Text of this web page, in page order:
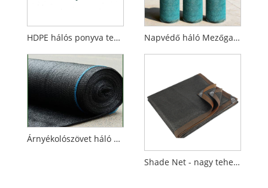
HDPE hálós ponyva teherautó-takaró kültéri szélálló ernyő gyűrűkkel a parkoló utánfutó halastóhoz Napvédő háló Mezőgazdasági üvegház óvoda Kerti ernyő Ruha árnyékoló háló
Árnyékolószövet háló mezőgazdasághoz
Shade Net - nagy teherbírású UV-álló kertvédelem